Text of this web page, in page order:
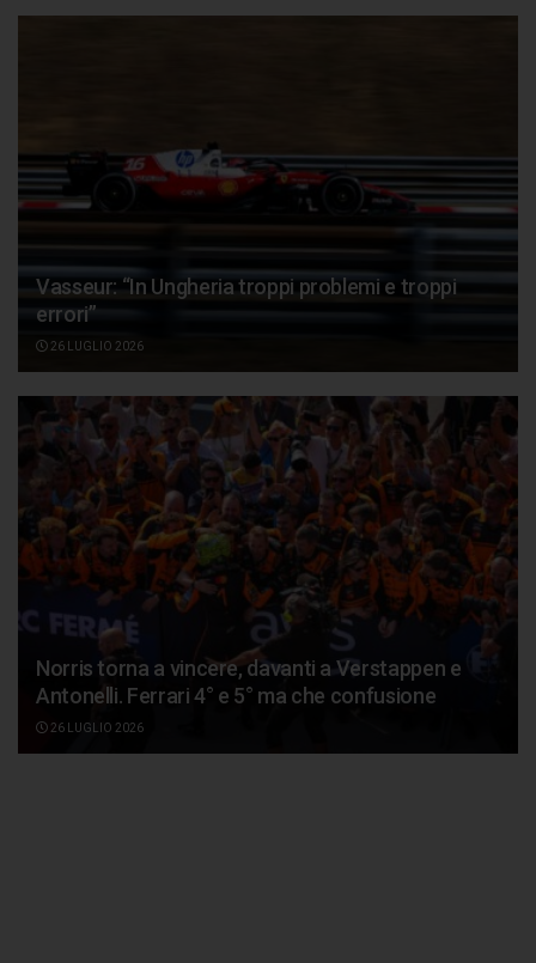
Vasseur: “In Ungheria troppi problemi e troppi
errori”
26 LUGLIO 2026
Norris torna a vincere, davanti a Verstappen e
Antonelli. Ferrari 4° e 5° ma che confusione
26 LUGLIO 2026